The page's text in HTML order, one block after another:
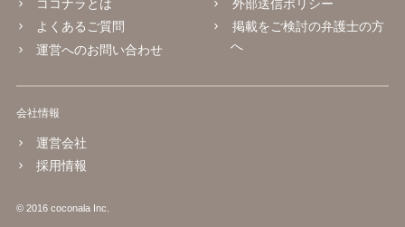
ココナラとは
よくあるご質問
運営へのお問い合わせ
外部送信ポリシー
掲載をご検討の弁護士の方
へ
会社情報
運営会社
採用情報
© 2016 coconala Inc.